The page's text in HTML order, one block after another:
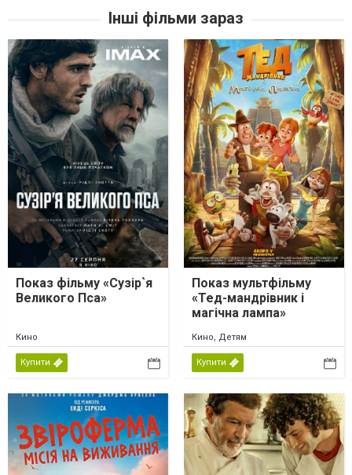
Інші фільми зараз
Показ фільму «Сузір`я
Великого Пса»
Кино
Купити
Показ мультфільму
«Тед-мандрівник і
магічна лампа»
Кино, Детям
Купити